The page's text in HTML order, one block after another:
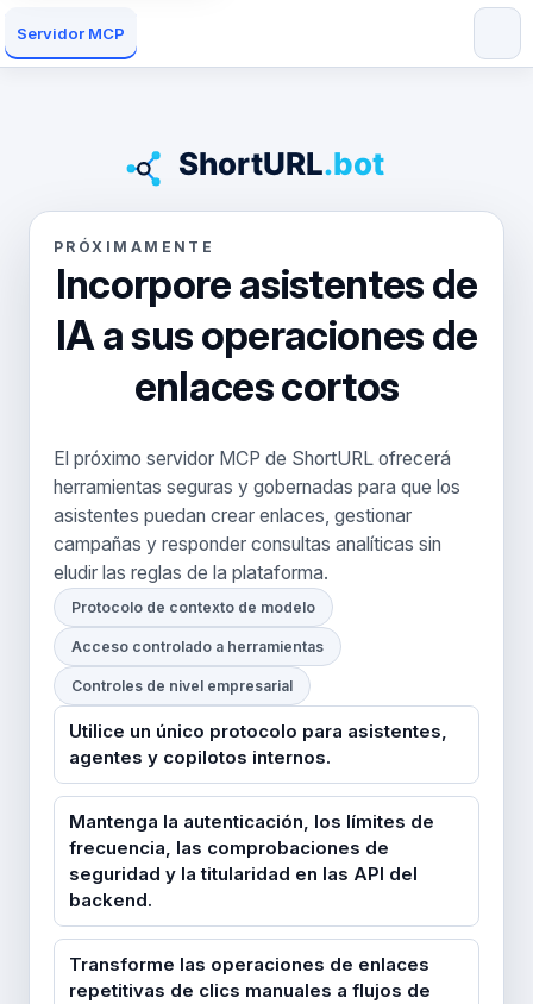
Servidor MCP
PRÓXIMAMENTE
Incorpore asistentes de
IA a sus operaciones de
enlaces cortos
El próximo servidor MCP de ShortURL ofrecerá
herramientas seguras y gobernadas para que los
asistentes puedan crear enlaces, gestionar
campañas y responder consultas analíticas sin
eludir las reglas de la plataforma.
Protocolo de contexto de modelo
Acceso controlado a herramientas
Controles de nivel empresarial
Utilice un único protocolo para asistentes,
agentes y copilotos internos.
Mantenga la autenticación, los límites de
frecuencia, las comprobaciones de
seguridad y la titularidad en las API del
backend.
Transforme las operaciones de enlaces
repetitivas de clics manuales a flujos de